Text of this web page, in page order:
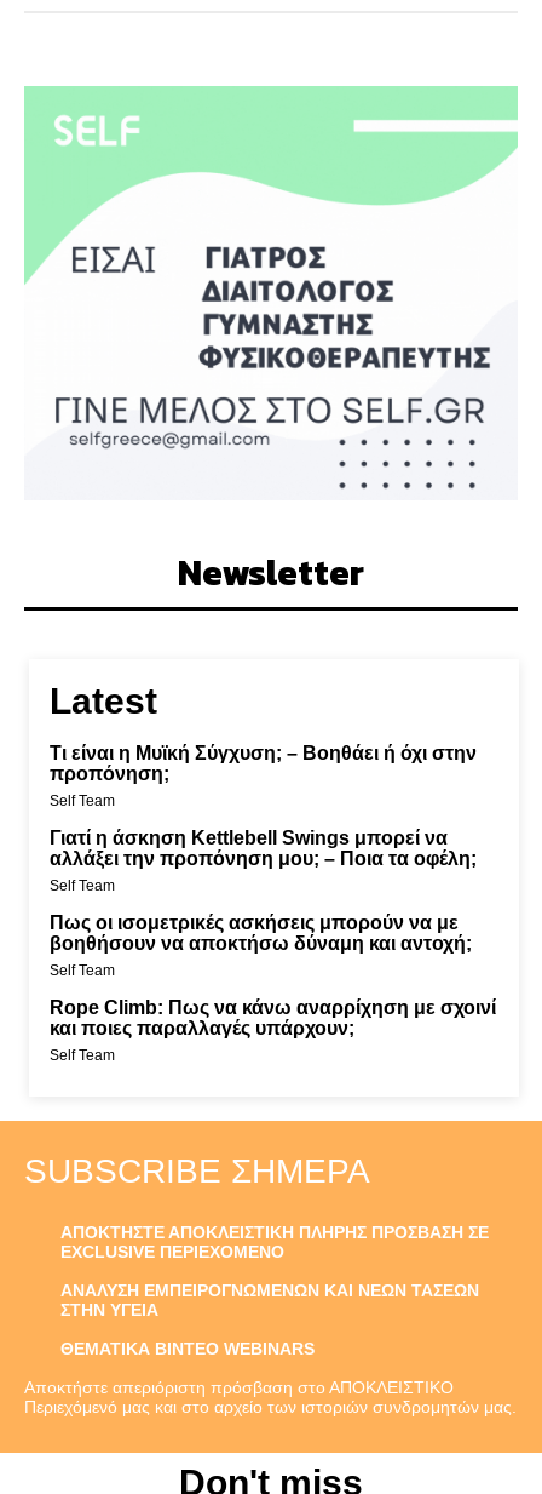
Newsletter
Latest
Τι είναι η Μυϊκή Σύγχυση; – Βοηθάει ή όχι στην
προπόνηση;
Self Team
Γιατί η άσκηση Kettlebell Swings μπορεί να
αλλάξει την προπόνηση μου; – Ποια τα οφέλη;
Self Team
Πως οι ισομετρικές ασκήσεις μπορούν να με
βοηθήσουν να αποκτήσω δύναμη και αντοχή;
Self Team
Rope Climb: Πως να κάνω αναρρίχηση με σχοινί
και ποιες παραλλαγές υπάρχουν;
Self Team
SUBSCRIBE ΣΉΜΕΡΑ
ΑΠΟΚΤΗΣΤΕ ΑΠΟΚΛΕΙΣΤΙΚΗ ΠΛΗΡΗΣ ΠΡΟΣΒΑΣΗ ΣΕ
EXCLUSIVE ΠΕΡΙΕΧΟΜΕΝΟ
ΑΝΑΛΥΣΗ ΕΜΠΕΙΡΟΓΝΩΜΕΝΩΝ ΚΑΙ ΝΕΩΝ ΤΑΣΕΩΝ
ΣΤΗΝ ΥΓΕΙΑ
ΘΕΜΑΤΙΚΑ ΒΙΝΤΕΟ WEBINARS
Αποκτήστε απεριόριστη πρόσβαση στο ΑΠΟΚΛΕΙΣΤΙΚΟ
Περιεχόμενό μας και στο αρχείο των ιστοριών συνδρομητών μας.
Don't miss